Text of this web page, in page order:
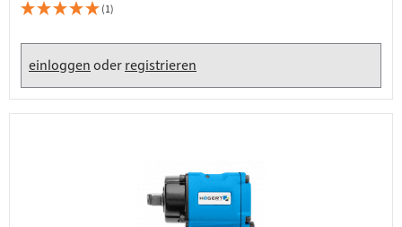
(1)
einloggenoderregistrieren